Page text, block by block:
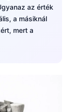
az érték
a másiknál
mert a